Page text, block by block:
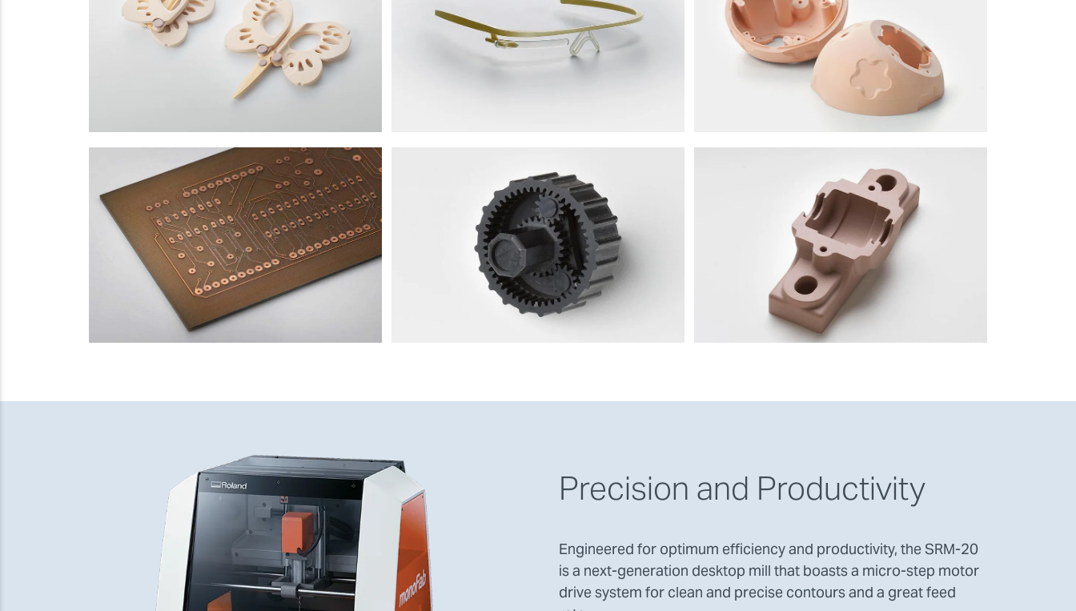
Precision and Productivity
Engineered for optimum efficiency and productivity, the SRM-20
is a next-generation desktop mill that boasts a micro-step motor
drive system for clean and precise contours and a great feed